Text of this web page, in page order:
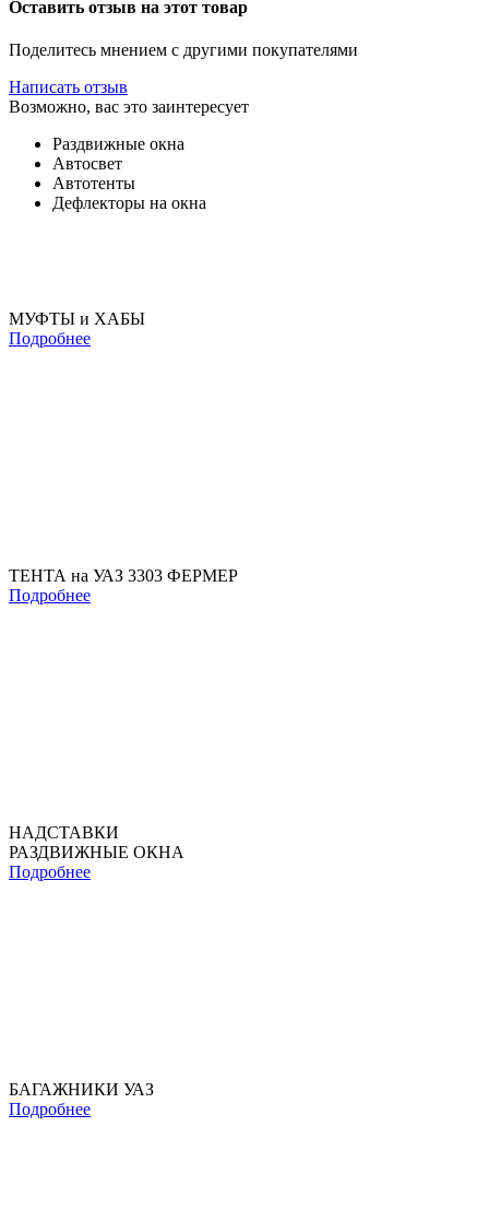
Оставить отзыв на этот товар
Поделитесь мнением с другими покупателями
Написать отзыв
Возможно, вас это заинтересует
Раздвижные окна
Автосвет
Автотенты
Дефлекторы на окна
МУФТЫ и ХАБЫ
Подробнее
ТЕНТА на УАЗ 3303 ФЕРМЕР
Подробнее
НАДСТАВКИ
РАЗДВИЖНЫЕ ОКНА
Подробнее
БАГАЖНИКИ УАЗ
Подробнее